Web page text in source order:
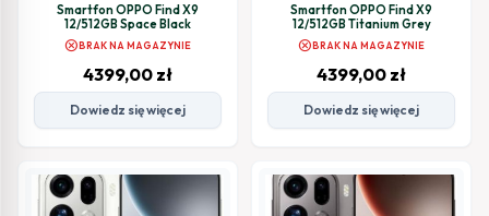
Smartfon OPPO Find X9
12/512GB Space Black
cancelBRAK NA MAGAZYNIE
4399,00 zł
Dowiedz się więcej
Smartfon OPPO Find X9
12/512GB Titanium Grey
cancelBRAK NA MAGAZYNIE
4399,00 zł
Dowiedz się więcej